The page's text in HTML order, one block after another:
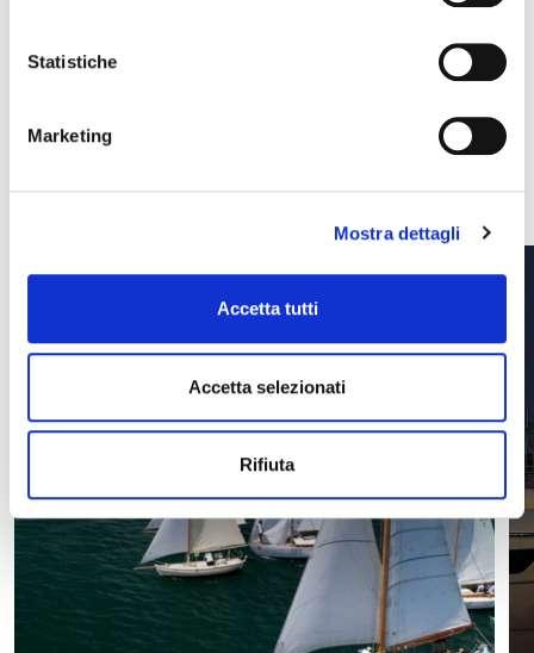
Statistiche
Marketing
Mostra dettagli
Accetta tutti
Accetta selezionati
Rifiuta